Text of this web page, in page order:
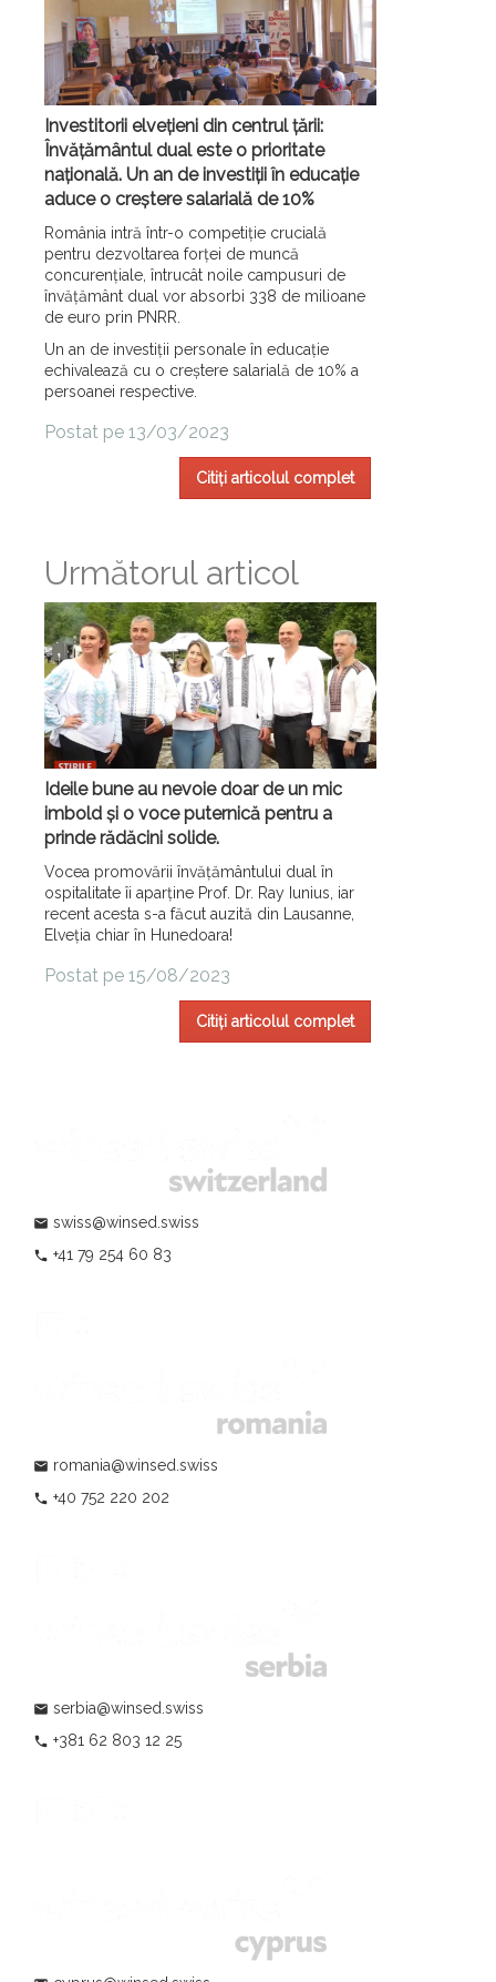
Investitorii elvețieni din centrul țării:
Învățământul dual este o prioritate
națională. Un an de investiții în educație
aduce o creștere salarială de 10%
România intră într-o competiție crucială
pentru dezvoltarea forței de muncă
concurențiale, întrucât noile campusuri de
învățământ dual vor absorbi 338 de milioane
de euro prin PNRR.
Un an de investiții personale în educație
echivalează cu o creștere salarială de 10% a
persoanei respective.
Postat pe 13/03/2023
Citiți articolul complet
Următorul articol
Ideile bune au nevoie doar de un mic
imbold și o voce puternică pentru a
prinde rădăcini solide.
Vocea promovării învățământului dual în
ospitalitate îi aparține Prof. Dr. Ray Iunius, iar
recent acesta s-a făcut auzită din Lausanne,
Elveția chiar în Hunedoara!
Postat pe 15/08/2023
Citiți articolul complet
mail swiss@winsed.swiss
phone +41 79 254 60 83
mail romania@winsed.swiss
phone +40 752 220 202
mail serbia@winsed.swiss
phone +381 62 803 12 25